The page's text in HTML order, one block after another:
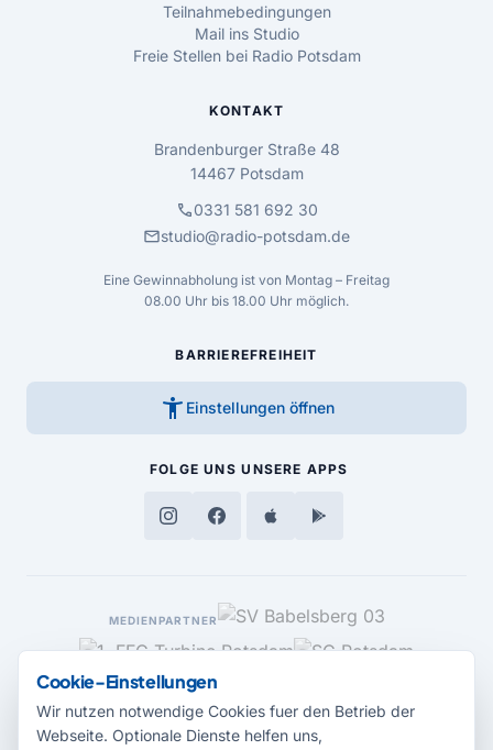
Teilnahmebedingungen
Mail ins Studio
Freie Stellen bei Radio Potsdam
KONTAKT
Brandenburger Straße 48
14467 Potsdam
call0331 581 692 30
mailstudio@radio-potsdam.de
Eine Gewinnabholung ist von Montag – Freitag
08.00 Uhr bis 18.00 Uhr möglich.
BARRIEREFREIHEIT
accessibility_new Einstellungen öffnen
FOLGE UNS UNSERE APPS
MEDIENPARTNER
Cookie-Einstellungen
Wir nutzen notwendige Cookies fuer den Betrieb der
Webseite. Optionale Dienste helfen uns,